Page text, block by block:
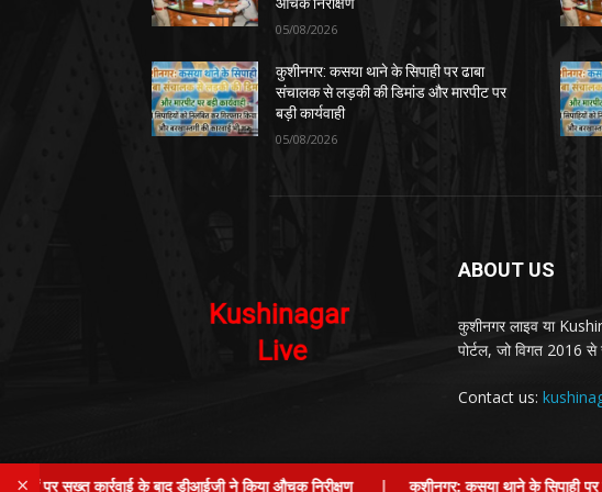
औचक निरीक्षण
05/08/2026
कुशीनगर: कसया थाने के सिपाही पर ढाबा
संचालक से लड़की की डिमांड और मारपीट पर
बड़ी कार्यवाही
05/08/2026
ABOUT US
कुशीनगर लाइव या
पोर्टल, जो विगत 2016
Contact us:
© Kushinagar Live - 2022
×कार्रवाई के बाद डीआईजी ने किया औचक निरीक्षण | कुशीनगर: कसया थाने के सिपाही पर ढाबा